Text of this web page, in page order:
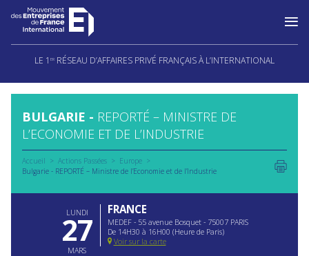
Aller
LE 1 ER RÉSEAU D’AFFAIRES PRIVÉ FRANÇAIS À L’INTERNATIONAL
BULGARIE - REPORTÉ – MINISTRE DE
L’ECONOMIE ET DE L’INDUSTRIE
Accueil Actions Passées
Europe
Bulgarie - REPORTÉ – Ministre de l’Economie et de l’Industrie
LUNDI
27
MARS
FRANCE
MEDEF - 55 avenue Bosquet - 75007 PARIS
De 14H30 à 16H00 (Heure de Paris)
Voir sur la carte